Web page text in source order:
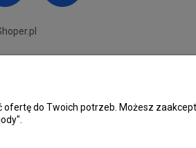
do Twoich potrzeb. Możesz